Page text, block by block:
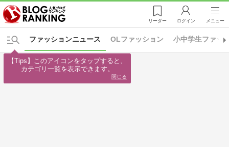
リーダー ログイン メニュー
OLファッション 小中学生ファッ
ファッションニュース
【Tips】このアイコンをタップすると、
カテゴリ一覧を表示できます。
閉じる